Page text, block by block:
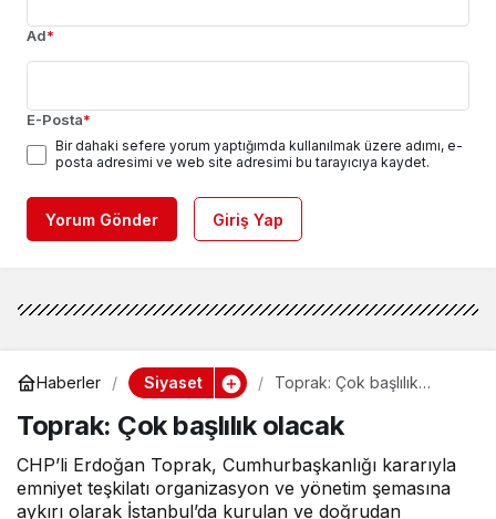
Ad*
E-Posta*
Bir dahaki sefere yorum yaptığımda kullanılmak üzere adımı, e-
posta adresimi ve web site adresimi bu tarayıcıya kaydet.
Yorum Gönder Giriş Yap
Haberler Siyaset
Toprak: Çok başlılık
Toprak: Çok başlılık olacak
CHP’li Erdoğan Toprak, Cumhurbaşkanlığı kararıyla
emniyet teşkilatı organizasyon ve yönetim şemasına
aykırı olarak İstanbul’da kurulan ve doğrudan